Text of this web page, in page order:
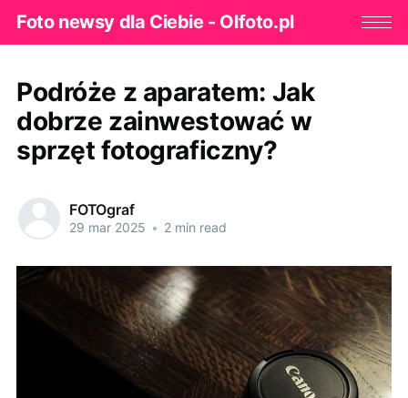
Foto newsy dla Ciebie - Olfoto.pl
Podróże z aparatem: Jak
dobrze zainwestować w
sprzęt fotograficzny?
FOTOgraf
29 mar 2025 • 2 min read